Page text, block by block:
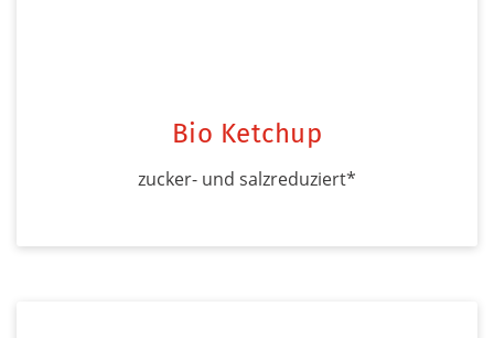
Bio Ketchup
zucker- und salzreduziert*